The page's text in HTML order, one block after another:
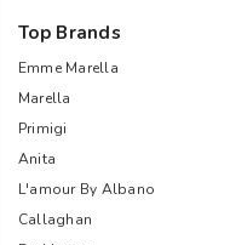
Top Brands
Emme Marella
Marella
Primigi
Anita
L'amour By Albano
Callaghan